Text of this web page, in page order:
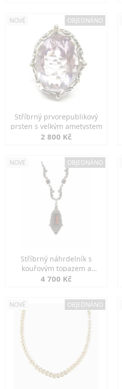
NOVÉ OBJEDNÁNO
Stříbrný prvorepublikový
prsten s velkým ametystem
2 800 Kč
NOVÉ OBJEDNÁNO
Stříbrný náhrdelník s
kouřovým topazem a
markazity
4 700 Kč
NOVÉ OBJEDNÁNO